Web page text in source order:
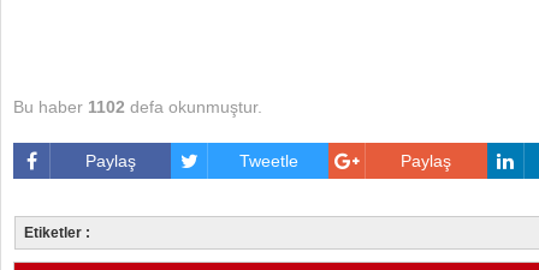
Bu haber 1102 defa okunmuştur.
Paylaş Tweetle Paylaş
Etiketler :